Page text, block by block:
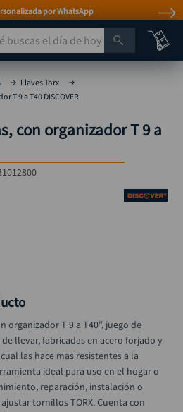
por WhatsApp
el día de hoy?
Llaves Torx
T 9 a T40 DISCOVER
con organizador T 9 a
organizador T 9 a T40", juego de
de llevar, fabricadas en acero forjado y
las hace mas resistentes a la
ideal para uso en el hogar o
reparación, instalación o
tornillos TORX. Cuenta con